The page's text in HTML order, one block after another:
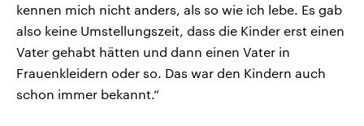
kennen mich nicht anders, als so wie ich lebe. Es gab
also keine Umstellungszeit, dass die Kinder erst einen
Vater gehabt hätten und dann einen Vater in
Frauenkleidern oder so. Das war den Kindern auch
schon immer bekannt.“